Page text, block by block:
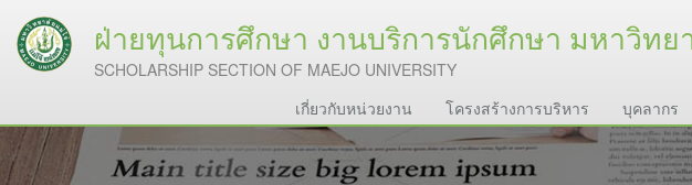
ฝ่ายทุนการศึกษา งานบริการนักศึกษา มหาวิทย
SCHOLARSHIP SECTION OF MAEJO UNIVERSITY
เกี่ยวกับหน่วยงาน โครงสร้างการบริหาร บุคลากร